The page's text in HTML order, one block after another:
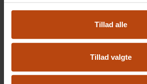
Tillad alle
Tillad valgte
Virksomhedsområder
Instagram